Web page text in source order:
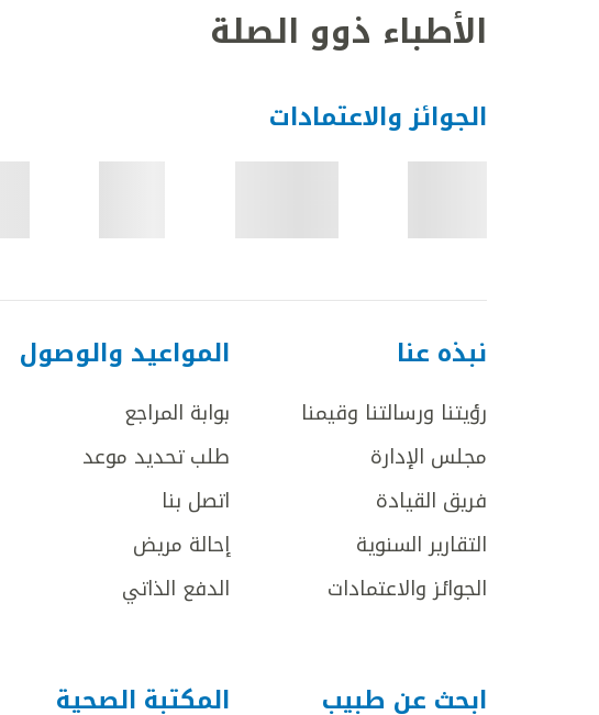
الأطباء ذوو الصلة
الجوائز والاعتمادات
نبذه عنا
رؤيتنا ورسالتنا وقيمنا
مجلس الإدارة
فريق القيادة
التقارير السنوية
الجوائز والاعتمادات
المواعيد والوصول
بوابة المراجع
طلب تحديد موعد
اتصل بنا
إحالة مريض
الدفع الذاتي
ابحث عن طبيب المكتبة الصحية